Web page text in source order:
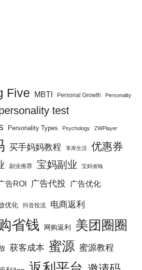
Five MBTI Personal Growth Personality
test
Personality Types Psychology ZWPlayer
买手妈妈教程 享库生活 优惠券
副业推荐 宝妈副业 宝妈省钱
告ROI 广告代投 广告优化
优化 抖音投流 电商返利
省钱 网购返利 美团圈圈
获客成本 蜜源 蜜源教程